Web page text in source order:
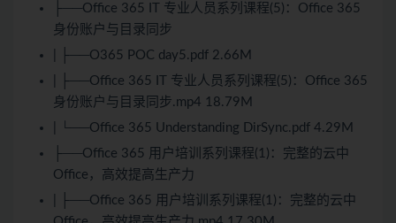
├──Office 365 IT 专业人员系列课程(5)：Office 365
身份账户与目录同步
| ├──O365 POC day5.pdf 2.66M
| ├──Office 365 IT 专业人员系列课程(5)：Office 365
身份账户与目录同步.mp4 18.79M
| └──Office 365 Understanding DirSync.pdf 4.29M
├──Office 365 用户培训系列课程(1)：完整的云中
Office，高效提高生产力
| ├──Office 365 用户培训系列课程(1)：完整的云中